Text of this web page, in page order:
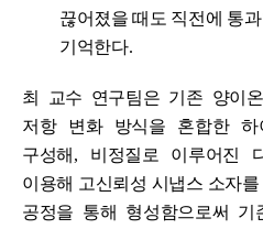
끊어졌을 때도 직전에 통
기억한다.
최 교수 연구팀은 기존 양이
저항 변화 방식을 혼합한 하
구성해 , 비정질로 이루어진
이용해 고신뢰성 시냅스 소자
공정을 통해 형성함으로써